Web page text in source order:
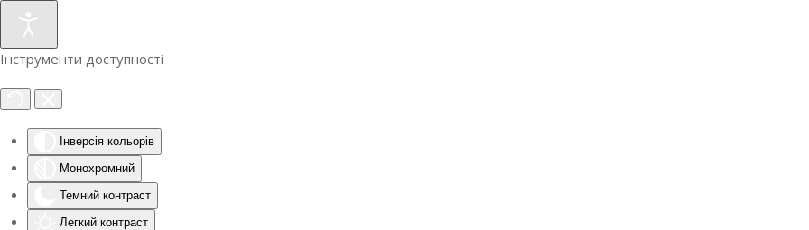
Інструменти доступності
Інверсія кольорів
Монохромний
Темний контраст
Легкий контраст